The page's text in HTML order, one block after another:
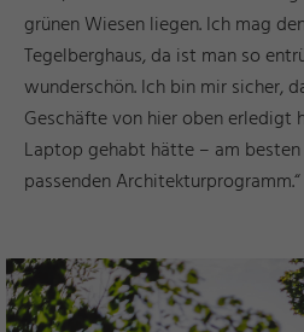
grünen Wiesen liegen. Ich mag
Tegelberghaus, da ist man so
wunderschön. Ich bin mir sicher,
Geschäfte von hier oben erledigt
Laptop gehabt hätte – am
passenden Architekturprogramm.“